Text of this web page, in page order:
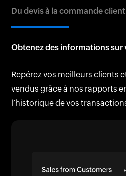
aux formats CSV, TSV ou XLS.
les clients sur le portail client.
Du devis à la commande client
Zoho Books vous aide à
Obtenez des informations sur
Repérez vos meilleurs clients
vendus grâce à nos rapports
l’historique de vos